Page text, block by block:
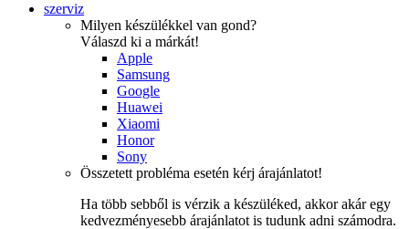
szerviz
Milyen készülékkel van gond?
Válaszd ki a márkát!
Apple
Samsung
Google
Huawei
Xiaomi
Honor
Sony
Összetett probléma esetén kérj árajánlatot!
Ha több sebből is vérzik a készüléked, akkor akár egy
kedvezményesebb árajánlatot is tudunk adni számodra.